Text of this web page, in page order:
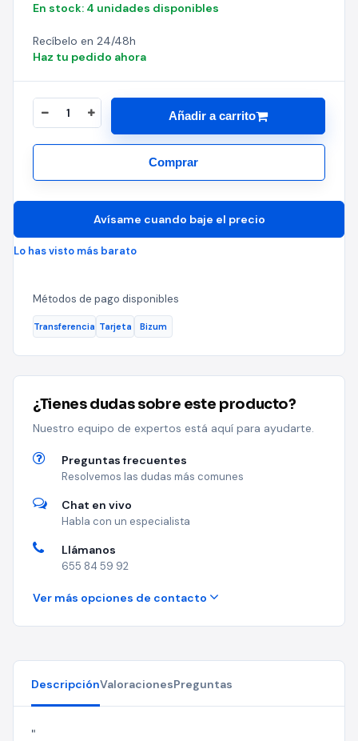
En stock: 4 unidades disponibles
Recíbelo en 24/48h
Haz tu pedido ahora
Añadir a carrito
Comprar
Avísame cuando baje el precio
Lo has visto más barato
Métodos de pago disponibles
Transferencia Tarjeta Bizum
¿Tienes dudas sobre este producto?
Nuestro equipo de expertos está aquí para ayudarte.
Preguntas frecuentes
Resolvemos las dudas más comunes
Chat en vivo
Habla con un especialista
Llámanos
655 84 59 92
Ver más opciones de contacto
DescripciónValoracionesPreguntas
"